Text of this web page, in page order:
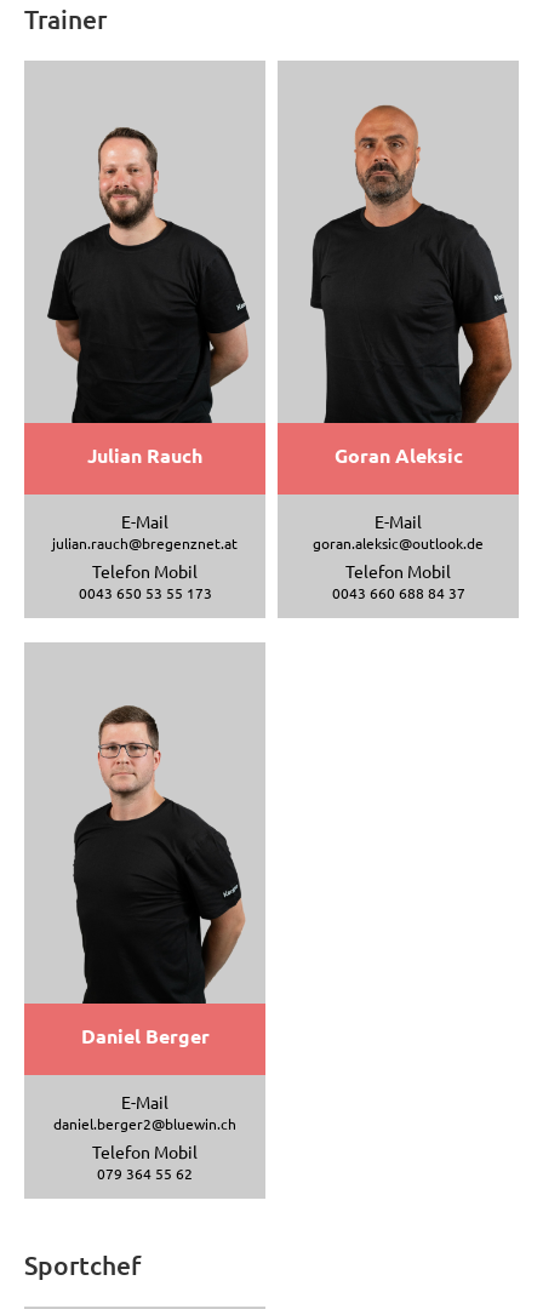
Trainer
Julian Rauch
E-Mail
julian.rauch@bregenznet.at
Telefon Mobil
0043 650 53 55 173
Goran Aleksic
E-Mail
goran.aleksic@outlook.de
Telefon Mobil
0043 660 688 84 37
Daniel Berger
E-Mail
daniel.berger2@bluewin.ch
Telefon Mobil
079 364 55 62
Sportchef